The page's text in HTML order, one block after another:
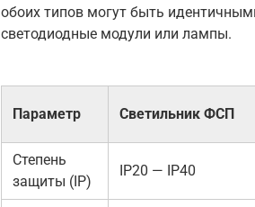
обоих типов могут быть
светодиодные модули или лампы.
Параметр Светильник ФСП
Степень
защиты (IP)
IP20 — IP40